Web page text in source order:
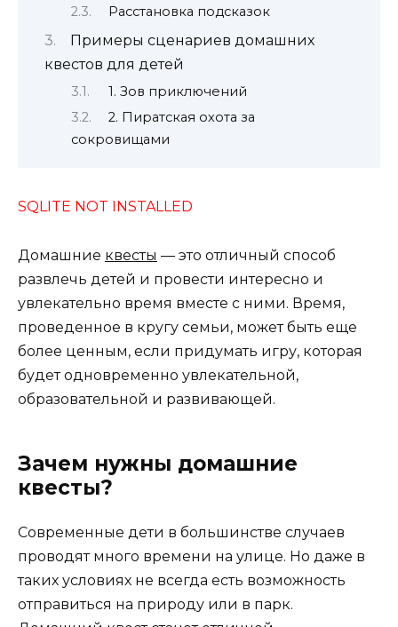
Расстановка подсказок
Примеры сценариев домашних
квестов для детей
1. Зов приключений
2. Пиратская охота за
сокровищами
SQLITE NOT INSTALLED
Домашние квесты — это отличный способ
развлечь детей и провести интересно и
увлекательно время вместе с ними. Время,
проведенное в кругу семьи, может быть еще
более ценным, если придумать игру, которая
будет одновременно увлекательной,
образовательной и развивающей.
Зачем нужны домашние
квесты?
Современные дети в большинстве случаев
проводят много времени на улице. Но даже в
таких условиях не всегда есть возможность
отправиться на природу или в парк.